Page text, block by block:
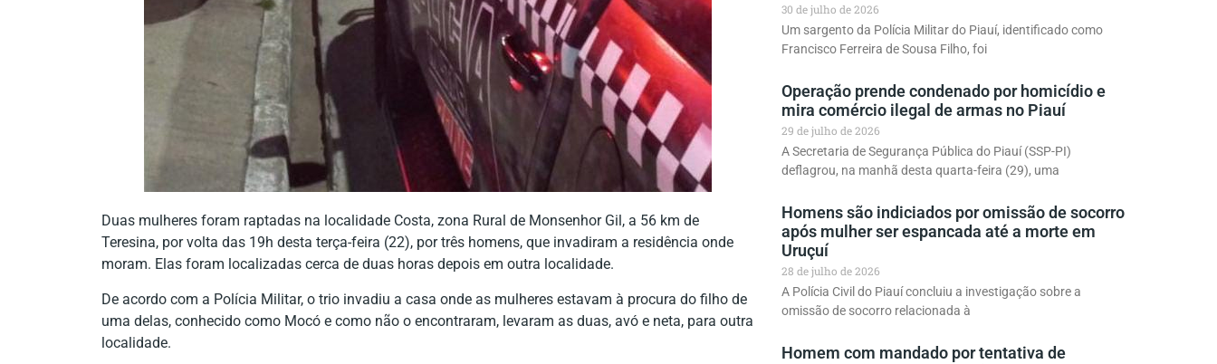
Duas mulheres foram raptadas na localidade Costa, zona Rural de Monsenhor Gil, a 56 km de
Teresina, por volta das 19h desta terça-feira (22), por três homens, que invadiram a residência onde
moram. Elas foram localizadas cerca de duas horas depois em outra localidade.
De acordo com a Polícia Militar, o trio invadiu a casa onde as mulheres estavam à procura do filho de
uma delas, conhecido como Mocó e como não o encontraram, levaram as duas, avó e neta, para outra
localidade.
30 de julho de 2026
Um sargento da Polícia Militar do Piauí, identificado como
Francisco Ferreira de Sousa Filho, foi
Operação prende condenado por homicídio e
mira comércio ilegal de armas no Piauí
29 de julho de 2026
A Secretaria de Segurança Pública do Piauí (SSP-PI)
deflagrou, na manhã desta quarta-feira (29), uma
Homens são indiciados por omissão de socorro
após mulher ser espancada até a morte em
Uruçuí
28 de julho de 2026
A Polícia Civil do Piauí concluiu a investigação sobre a
omissão de socorro relacionada à
Homem com mandado por tentativa de